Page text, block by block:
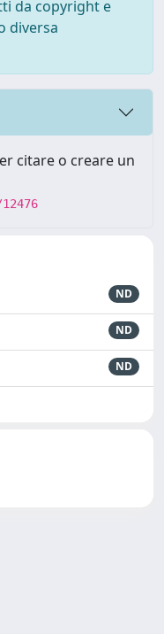
da copyright e
diversa
citare o creare un
ND
ND
ND